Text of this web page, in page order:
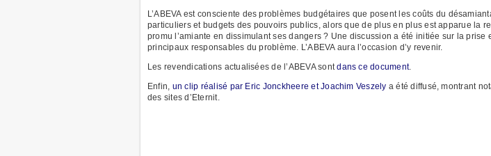
L’ABEVA est consciente des problèmes budgétaires que posent les coûts du
particuliers et budgets des pouvoirs publics, alors que de plus en plus est apparue la
promu l’amiante en dissimulant ses dangers ? Une discussion a été initiée sur la
principaux responsables du problème. L’ABEVA aura l’occasion d’y revenir.
Les revendications actualisées de l’ABEVA sontdans ce document.
Enfin, un clip réalisé par Eric Jonckheere et Joachim Veszely a été diffusé, montrant
des sites d’Eternit.